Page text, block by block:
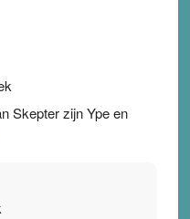
Skepter zijn Ype en